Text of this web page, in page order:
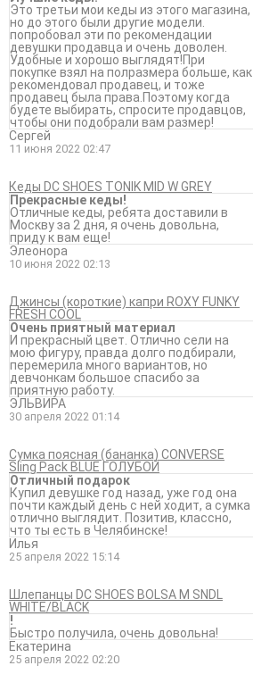
Это третьи мои кеды из этого магазина,
но до этого были другие модели.
попробовал эти по рекомендации
девушки продавца и очень доволен.
Удобные и хорошо выглядят!При
покупке взял на полразмера больше, как
рекомендовал продавец, и тоже
продавец была права.Поэтому когда
будете выбирать, спросите продавцов,
чтобы они подобрали вам размер!
Сергей
11 июня 2022 02:47
Кеды DC SHOES TONIK MID W GREY
Прекрасные кеды!
Отличные кеды, ребята доставили в
Москву за 2 дня, я очень довольна,
приду к вам еще!
Элеонора
10 июня 2022 02:13
Джинсы (короткие) капри ROXY FUNKY
FRESH COOL
Очень приятный материал
И прекрасный цвет. Отлично сели на
мою фигуру, правда долго подбирали,
перемерила много вариантов, но
девчонкам большое спасибо за
приятную работу.
ЭЛЬВИРА
30 апреля 2022 01:14
Сумка поясная (бананка) CONVERSE
Sling Pack BLUE ГОЛУБОЙ
Отличный подарок
Купил девушке год назад, уже год она
почти каждый день с ней ходит, а сумка
отлично выглядит. Позитив, классно,
что ты есть в Челябинске!
Илья
25 апреля 2022 15:14
Шлепанцы DC SHOES BOLSA M SNDL
WHITE/BLACK
!
Быстро получила, очень довольна!
Екатерина
25 апреля 2022 02:20